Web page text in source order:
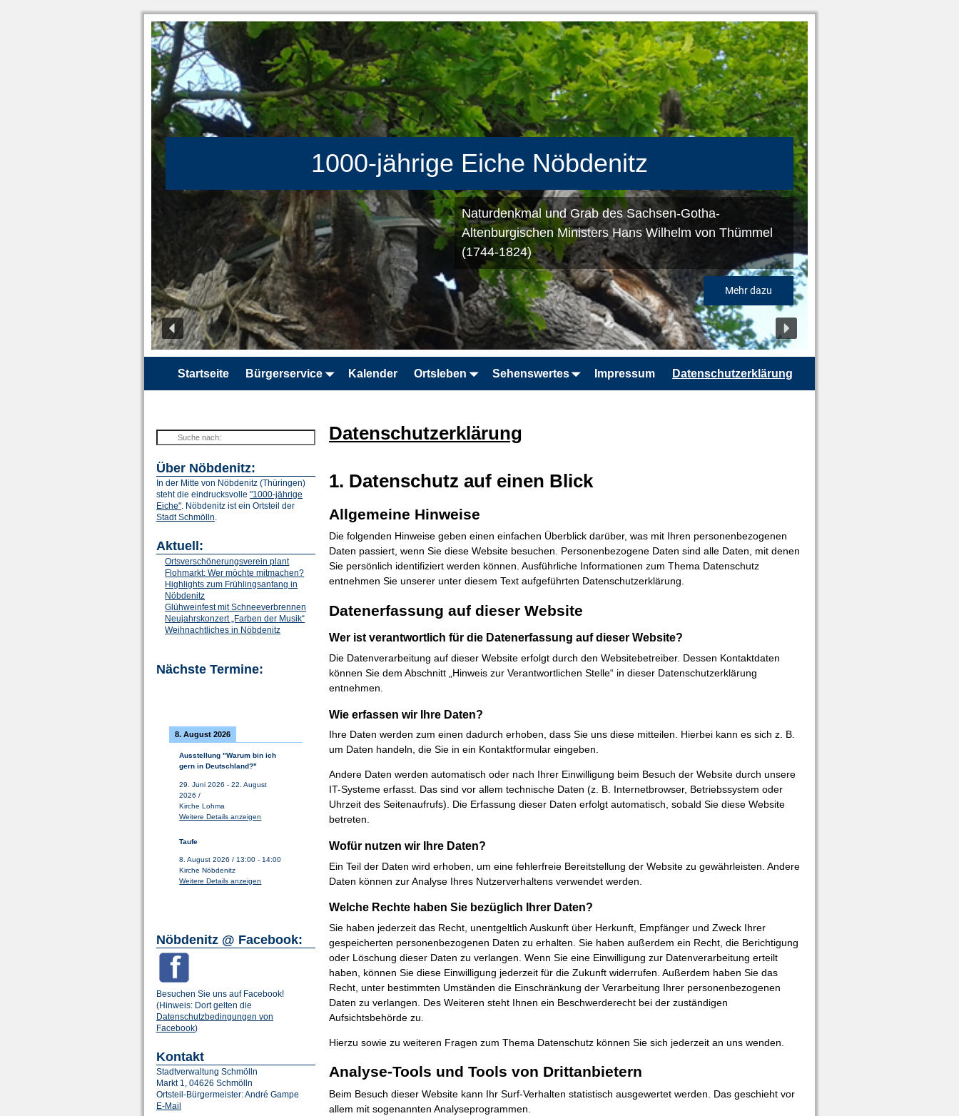
1000-jährige Eiche Nöbdenitz
Naturdenkmal und Grab des Sachsen-Gotha-
Altenburgischen Ministers Hans Wilhelm von Thümmel
(1744-1824)
Mehr dazu
Startseite Bürgerservice Kalender Ortsleben Sehenswertes Impressum Datenschutzerklärung
Datenschutzerklärung
1. Datenschutz auf einen Blick
Allgemeine Hinweise
Die folgenden Hinweise geben einen einfachen Überblick darüber, was mit Ihren personenbezogenen
Daten passiert, wenn Sie diese Website besuchen. Personenbezogene Daten sind alle Daten, mit denen
Sie persönlich identifiziert werden können. Ausführliche Informationen zum Thema Datenschutz
entnehmen Sie unserer unter diesem Text aufgeführten Datenschutzerklärung.
Datenerfassung auf dieser Website
Wer ist verantwortlich für die Datenerfassung auf dieser Website?
Die Datenverarbeitung auf dieser Website erfolgt durch den Websitebetreiber. Dessen Kontaktdaten
können Sie dem Abschnitt „Hinweis zur Verantwortlichen Stelle“ in dieser Datenschutzerklärung
entnehmen.
Wie erfassen wir Ihre Daten?
Ihre Daten werden zum einen dadurch erhoben, dass Sie uns diese mitteilen. Hierbei kann es sich z. B.
um Daten handeln, die Sie in ein Kontaktformular eingeben.
Andere Daten werden automatisch oder nach Ihrer Einwilligung beim Besuch der Website durch unsere
IT-Systeme erfasst. Das sind vor allem technische Daten (z. B. Internetbrowser, Betriebssystem oder
Uhrzeit des Seitenaufrufs). Die Erfassung dieser Daten erfolgt automatisch, sobald Sie diese Website
betreten.
Wofür nutzen wir Ihre Daten?
Ein Teil der Daten wird erhoben, um eine fehlerfreie Bereitstellung der Website zu gewährleisten. Andere
Daten können zur Analyse Ihres Nutzerverhaltens verwendet werden.
Welche Rechte haben Sie bezüglich Ihrer Daten?
Sie haben jederzeit das Recht, unentgeltlich Auskunft über Herkunft, Empfänger und Zweck Ihrer
gespeicherten personenbezogenen Daten zu erhalten. Sie haben außerdem ein Recht, die Berichtigung
oder Löschung dieser Daten zu verlangen. Wenn Sie eine Einwilligung zur Datenverarbeitung erteilt
haben, können Sie diese Einwilligung jederzeit für die Zukunft widerrufen. Außerdem haben Sie das
Recht, unter bestimmten Umständen die Einschränkung der Verarbeitung Ihrer personenbezogenen
Daten zu verlangen. Des Weiteren steht Ihnen ein Beschwerderecht bei der zuständigen
Aufsichtsbehörde zu.
Hierzu sowie zu weiteren Fragen zum Thema Datenschutz können Sie sich jederzeit an uns wenden.
Analyse-Tools und Tools von Dritt­anbietern
Beim Besuch dieser Website kann Ihr Surf-Verhalten statistisch ausgewertet werden. Das geschieht vor
allem mit sogenannten Analyseprogrammen.
Über Nöbdenitz:
In der Mitte von Nöbdenitz (Thüringen)
steht die eindrucksvolle "1000-jährige
Eiche". Nöbdenitz ist ein Ortsteil der
Stadt Schmölln.
Aktuell:
Ortsverschönerungsverein plant
Flohmarkt: Wer möchte mitmachen?
Highlights zum Frühlingsanfang in
Nöbdenitz
Glühweinfest mit Schneeverbrennen
Neujahrskonzert „Farben der Musik“
Weihnachtliches in Nöbdenitz
Nächste Termine:
8. August 2026
Ausstellung "Warum bin ich
gern in Deutschland?"
29. Juni 2026 -22. August
2026 /
Kirche Lohma
Weitere Details anzeigen
Taufe
8. August 2026 /13:00 -14:00
Kirche Nöbdenitz
Weitere Details anzeigen
Nöbdenitz @ Facebook:
Besuchen Sie uns auf Facebook!
(Hinweis: Dort gelten die
Datenschutzbedingungen von
Facebook)
Kontakt
Stadtverwaltung Schmölln
Markt 1, 04626 Schmölln
Ortsteil-Bürgermeister: André Gampe
E-Mail